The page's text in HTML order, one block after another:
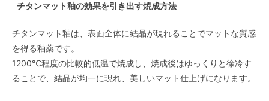
チタンマット釉の効果を引き出す焼成方法
チタンマット釉は、表面全体に結晶が現れることでマットな質感
を得る釉薬です。
1200℃程度の比較的低温で焼成し、焼成後はゆっくりと徐冷す
ることで、結晶が均一に現れ、美しいマット仕上げになります。